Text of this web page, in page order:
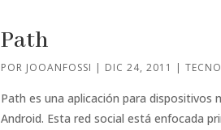
Path
POR JOOANFOSSI | DIC 24, 2011 |
Path es una aplicación para dispositivos
Android. Esta red social está enfocada